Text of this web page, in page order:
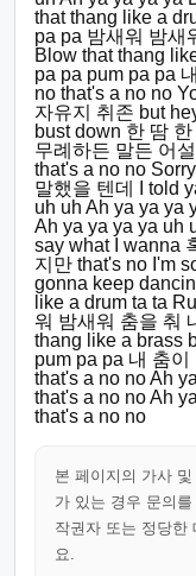
that thang like a
pa pa 밤새워 밤새
Blow that thang
pa pa pum pa pa
no that's a no no
자유지 취존 but
bust down 한 땀
무례하든 말든 어
that's a no no
말했을 텐데 I told
uh uh Ah ya ya ya
Ah ya ya ya ya uh
say what I wanna
지만 that's no I'm
gonna keep
like a drum ta ta
워 밤새워 춤을 춰
thang like a brass
pum pa pa 내 춤
that's a no no Ah
that's a no no Ah
that's a no no
본 페이지의 가사
가 있는 경우 문의
작권자 또는 정당한
요.